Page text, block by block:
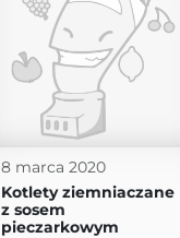
8 marca 2020
Kotlety ziemniaczane
z sosem
pieczarkowym